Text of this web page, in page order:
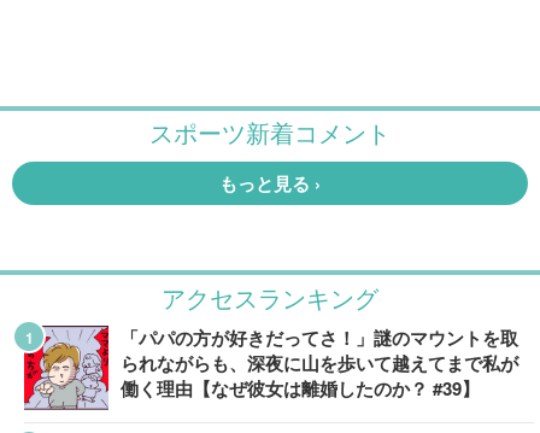
アクセスランキング
「パパの方が好きだってさ！」謎のマウントを取
られながらも、深夜に山を歩いて越えてまで私が
働く理由【なぜ彼女は離婚したのか？ #39】